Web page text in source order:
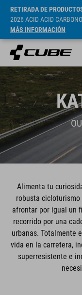
RETIRADA DE
2026 ACID ACID
MÁS INFORMACIÓN
Alimenta tu
robusta
afrontar por igual un
recorrido por una
urbanas. Totalmente
vida en la carretera,
superresistente e